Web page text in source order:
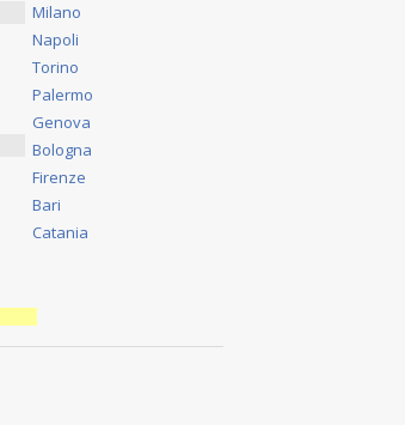
Milano
Napoli
Torino
Palermo
Genova
Bologna
Firenze
Bari
Catania